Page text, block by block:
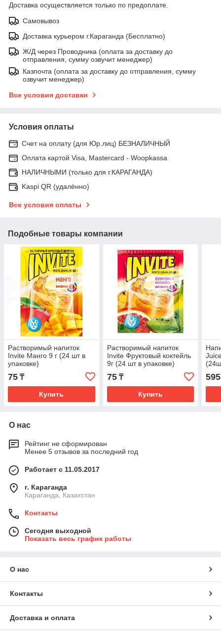
Доставка осуществляется только по предоплате.
Самовывоз
Доставка курьером г.Караганда (Бесплатно)
Ж/Д через Проводника (оплата за доставку до
отправления, сумму озвучит менеджер)
Казпочта (оплата за доставку до отправления, сумму
озвучит менеджер)
Все условия доставки
Условия оплаты
Счет на оплату (для Юр.лиц) БЕЗНАЛИЧНЫЙ
Оплата картой Visa, Mastercard - Woopkassa
НАЛИЧНЫМИ (только для г.КАРАГАНДА)
Kaspi QR (удалённо)
Все условия оплаты
Подобные товары компании
Растворимый напиток
Invite Манго 9 г (24 шт в
упаковке)
75 ₸
Купить
Растворимый напиток
Invite Фруктовый коктейль
9г (24 шт в упаковке)
75₸
Купить
595
О нас
Рейтинг не сформирован
Менее 5 отзывов за последний год
Работает с 11.05.2017
г. Караганда
Караганда, Казахстан
Контакты
Сегодня выходной
Показать весь график работы
О нас
Контакты
Доставка и оплата